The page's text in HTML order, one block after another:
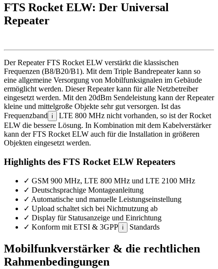
FTS Rocket ELW: Der Universal
Repeater
Der Repeater FTS Rocket ELW verstärkt die klassischen
Frequenzen (B8/B20/B1). Mit dem Triple Bandrepeater kann so
eine allgemeine Versorgung von Mobilfunksignalen im Gebäude
ermöglicht werden. Dieser Repeater kann für alle Netzbetreiber
eingesetzt werden. Mit den 20dBm Sendeleistung kann der Repeater
kleine und mittelgroße Objekte sehr gut versorgen. Ist das
Frequenzband i
LTE 800 MHz nicht vorhanden, so ist der Rocket
ELW die bessere Lösung. In Kombination mit dem Kabelverstärker
kann der FTS Rocket ELW auch für die Installation in größeren
Objekten eingesetzt werden.
Highlights des FTS Rocket ELW Repeaters
✓ GSM 900 MHz, LTE 800 MHz und LTE 2100 MHz
✓ Deutschsprachige Montageanleitung
✓ Automatische und manuelle Leistungseinstellung
✓ Upload schaltet sich bei Nichtnutzung ab
✓ Display für Statusanzeige und Einrichtung
✓ Konform mit ETSI & 3GPP i Standards
Mobilfunkverstärker & die rechtlichen
Rahmenbedingungen